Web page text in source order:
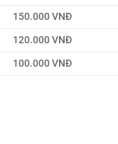
150.000 VNĐ
120.000 VNĐ
100.000 VNĐ